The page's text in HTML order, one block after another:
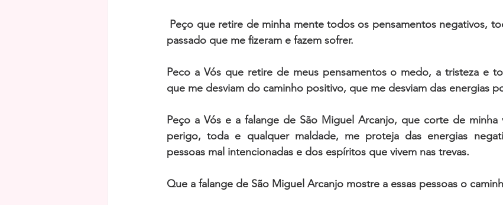
passado que me fizeram e fazem sofrer.
Peco a Vós que retire de meus pensamentos o medo, a tristeza e
que me desviam do caminho positivo, que me desviam das energias
Peço a Vós e a falange de São Miguel Arcanjo, que corte de
perigo, toda e qualquer maldade, me proteja das energias
pessoas mal intencionadas e dos espíritos que vivem nas trevas.
Que a falange de São Miguel Arcanjo mostre a essas pessoas o